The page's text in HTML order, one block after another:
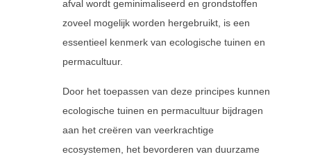
afval wordt geminimaliseerd en grondstoffen
zoveel mogelijk worden hergebruikt, is een
essentieel kenmerk van ecologische tuinen en
permacultuur.
Door het toepassen van deze principes kunnen
ecologische tuinen en permacultuur bijdragen
aan het creëren van veerkrachtige
ecosystemen, het bevorderen van duurzame